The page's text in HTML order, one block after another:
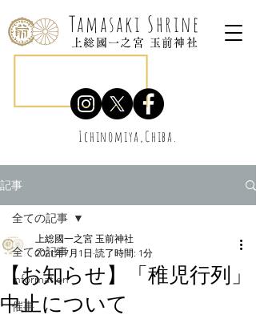
Tamasaki Shrine
上総國一之宮 玉前神社
Ichinomiya,Chiba.
記事
全ての記事
information
催事
全ての記事
【お知らせ】「稚児行列」
中止について
上総國一之宮 玉前神社
2021年7月1日 読了時間: 1分